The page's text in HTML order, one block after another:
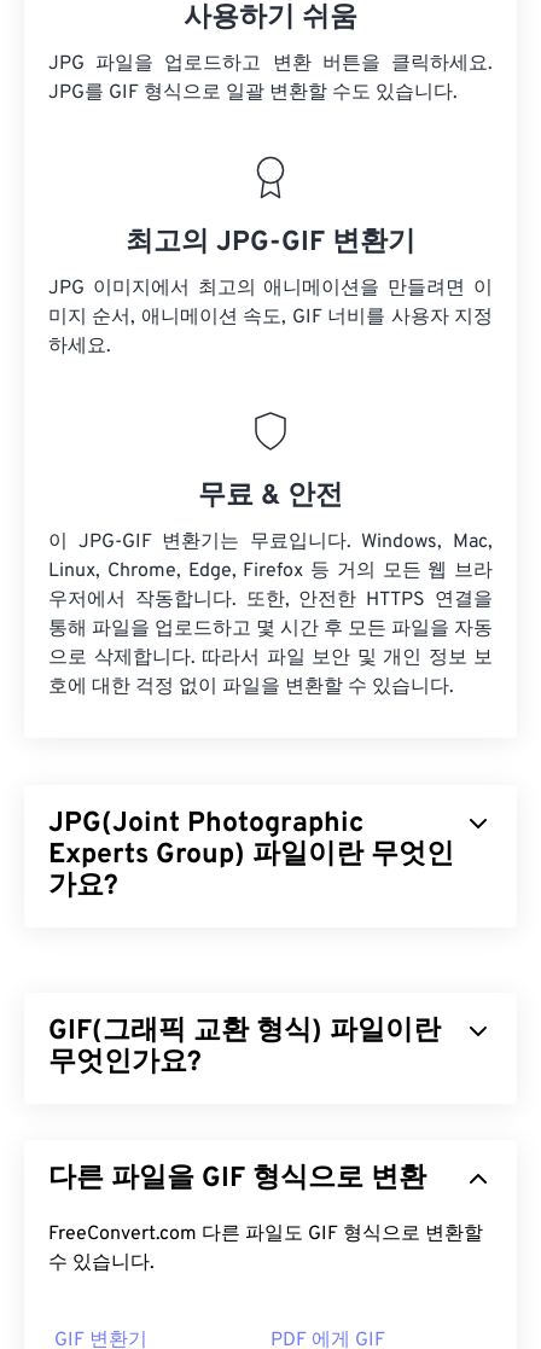
사용하기 쉬움
JPG 파일을 업로드하고 변환 버튼을 클릭하세요.
JPG를 GIF 형식으로 일괄 변환할 수도 있습니다.
최고의 JPG-GIF 변환기
JPG 이미지에서 최고의 애니메이션을 만들려면 이
미지 순서, 애니메이션 속도, GIF 너비를 사용자 지정
하세요.
무료 & 안전
이 JPG-GIF 변환기는 무료입니다. Windows, Mac,
Linux, Chrome, Edge, Firefox 등 거의 모든 웹 브라
우저에서 작동합니다. 또한, 안전한 HTTPS 연결을
통해 파일을 업로드하고 몇 시간 후 모든 파일을 자동
으로 삭제합니다. 따라서 파일 보안 및 개인 정보 보
호에 대한 걱정 없이 파일을 변환할 수 있습니다.
JPG(Joint Photographic
Experts Group) 파일이란 무엇인
가요?
사용됩니다. 따라서 JPG 파일은 크기가 비교적 작아
인터넷 전송 및 웹사이트 사용에 매우 적합합니다. 저
더 나은 압축률이 필요하다면 JPG를 WebP로
수 있습니다. WebP는 최신이고 압축률이 더 높은 파
JPG 파일을 어떻게 여나요?
거의 모든 이미지 뷰어 프로그램과 애플리케이션은
GIF(그래픽 교환 형식) 파일이란
무엇인가요?
성하는 비트맵 파일 형식의 한 유형입니다. 비압축
며, 오디오 없이 애니메이션을 지원합니다. GIF는 광
고, 소셜 미디어의 감정 기반 댓글, 그리고 인터넷에
다른 파일을 GIF 형식으로 변환
FreeConvert.com 다른 파일도 GIF 형식으로 변환할
수 있습니다.
GIF 변환기 PDF 에게 GIF